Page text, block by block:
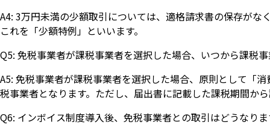
A4: 3万円未満の少額取引については、適格請求書の保存が
これを「少額特例」といいます。
Q5: 免税事業者が課税事業者を選択した場合、いつから課税
A5: 免税事業者が課税事業者を選択した場合、原則として「
税事業者となります。ただし、届出書に記載した課税期間か
Q6: インボイス制度導入後、免税事業者との取引はどうなり